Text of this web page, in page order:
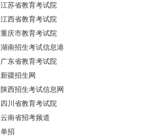
江苏省教育考试院
江西省教育考试院
重庆市教育考试院
湖南招生考试信息港
广东省教育考试院
新疆招生网
陕西招生考试信息网
四川省教育考试院
云南省招考频道
单招